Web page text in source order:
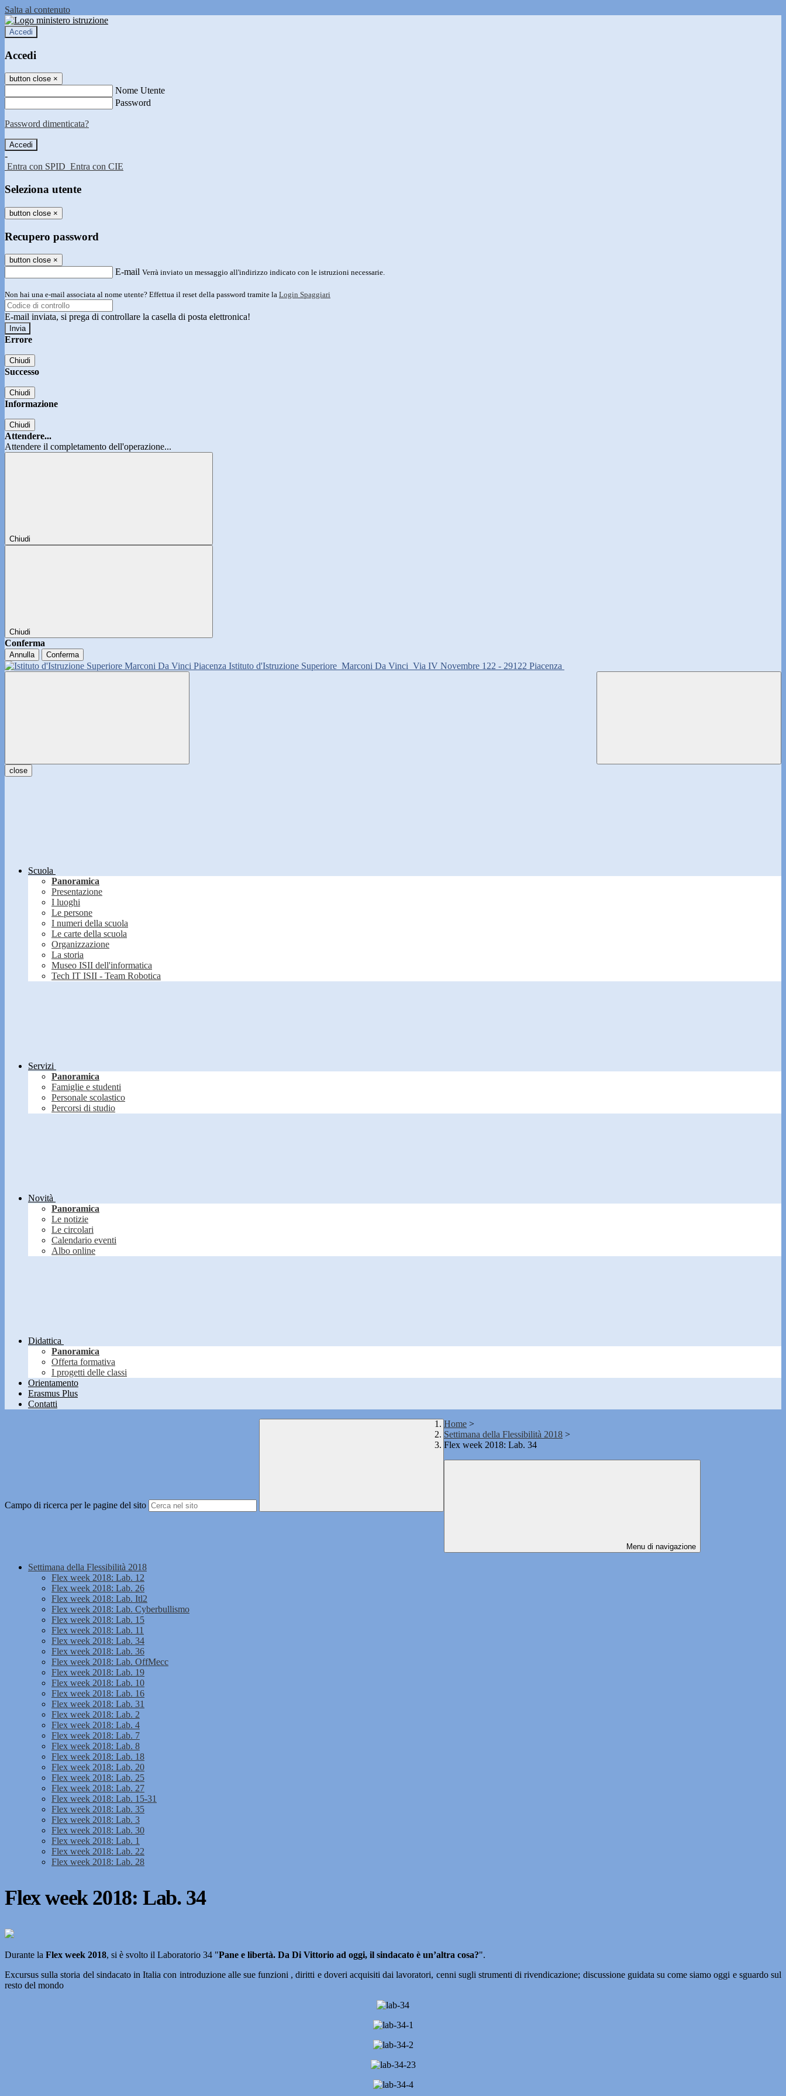
Salta al contenuto
Accedi
Accedi
button close ×
Nome Utente
Password
Password dimenticata?
-
Entra con SPID Entra con CIE
Seleziona utente
button close ×
Recupero password
button close ×
E-mail Verrà inviato un messaggio all'indirizzo indicato con le istruzioni necessarie.
Non hai una e-mail associata al nome utente? Effettua il reset della password tramite la Login Spaggiari
E-mail inviata, si prega di controllare la casella di posta elettronica!
Errore
Chiudi
Successo
Chiudi
Informazione
Chiudi
Attendere...
Attendere il completamento dell'operazione...
Chiudi
Chiudi
Conferma
Annulla Conferma
Istituto d'Istruzione Superiore Marconi Da Vinci Via IV Novembre 122 - 29122 Piacenza
close
Scuola
Panoramica
Presentazione
I luoghi
Le persone
I numeri della scuola
Le carte della scuola
Organizzazione
La storia
Museo ISII dell'informatica
Tech IT ISII - Team Robotica
Servizi
Panoramica
Famiglie e studenti
Personale scolastico
Percorsi di studio
Novità
Panoramica
Le notizie
Le circolari
Calendario eventi
Albo online
Didattica
Panoramica
Offerta formativa
I progetti delle classi
Orientamento
Erasmus Plus
Contatti
Campo di ricerca per le pagine del sito
Home >
Settimana della Flessibilità 2018 >
Flex week 2018: Lab. 34
Menu di navigazione
Settimana della Flessibilità 2018
Flex week 2018: Lab. 12
Flex week 2018: Lab. 26
Flex week 2018: Lab. Itl2
Flex week 2018: Lab. Cyberbullismo
Flex week 2018: Lab. 15
Flex week 2018: Lab. 11
Flex week 2018: Lab. 34
Flex week 2018: Lab. 36
Flex week 2018: Lab. OffMecc
Flex week 2018: Lab. 19
Flex week 2018: Lab. 10
Flex week 2018: Lab. 16
Flex week 2018: Lab. 31
Flex week 2018: Lab. 2
Flex week 2018: Lab. 4
Flex week 2018: Lab. 7
Flex week 2018: Lab. 8
Flex week 2018: Lab. 18
Flex week 2018: Lab. 20
Flex week 2018: Lab. 25
Flex week 2018: Lab. 27
Flex week 2018: Lab. 15-31
Flex week 2018: Lab. 35
Flex week 2018: Lab. 3
Flex week 2018: Lab. 30
Flex week 2018: Lab. 1
Flex week 2018: Lab. 22
Flex week 2018: Lab. 28
Flex week 2018: Lab. 34
Durante la Flex week 2018, si è svolto il Laboratorio 34 "Pane e libertà. Da Di Vittorio ad oggi, il sindacato è un’altra cosa?".
Excursus sulla storia del sindacato in Italia con introduzione alle sue funzioni , diritti e doveri acquisiti dai lavoratori, cenni sugli strumenti di rivendicazione; discussione guidata su come siamo oggi e sguardo sul
resto del mondo